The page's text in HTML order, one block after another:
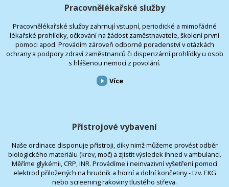
Pracovnělékařské služby
Pracovnělékařské služby zahrnují vstupní, periodické a mimořádné
lékařské prohlídky, očkování na žádost zaměstnavatele, školení první
pomoci apod. Provádím zároveň odborné poradenství v otázkách
ochrany a podpory zdraví zaměstnanců či dispenzární prohlídky u osob
s hlášenou nemocí z povolání.
Více
Přístrojové vybavení
Naše ordinace disponuje přístroji, díky nimž můžeme provést odběr
biologického materiálu (krev, moč) a zjistit výsledek ihned v ambulanci.
Měříme glykémii, CRP, INR. Provádíme i neinvazivní vyšetření pomocí
elektrod přiložených na hrudník a horní a dolní končetiny - tzv. EKG
nebo screening rakoviny tlustého střeva.